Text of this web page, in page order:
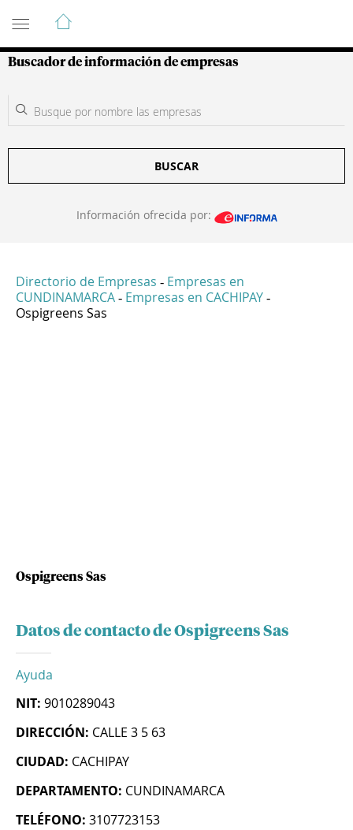
Guía de Empresas Colombianas
Buscador de información de empresas
BUSCAR
Información ofrecida por:
Directorio de Empresas - Empresas en
CUNDINAMARCA - Empresas en CACHIPAY -
Ospigreens Sas
Ospigreens Sas
Datos de contacto de Ospigreens Sas
Ayuda
NIT: 9010289043
DIRECCIÓN: CALLE 3 5 63
CIUDAD: CACHIPAY
DEPARTAMENTO: CUNDINAMARCA
TELÉFONO: 3107723153